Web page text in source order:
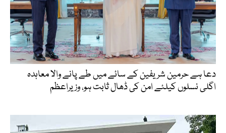
دعا ہے حرمین شریفین کے سائے میں طے پانے والا معاہدہ
اگلی نسلوں کیلئے امن کی ڈھال ثابت ہو، وزیراعظم